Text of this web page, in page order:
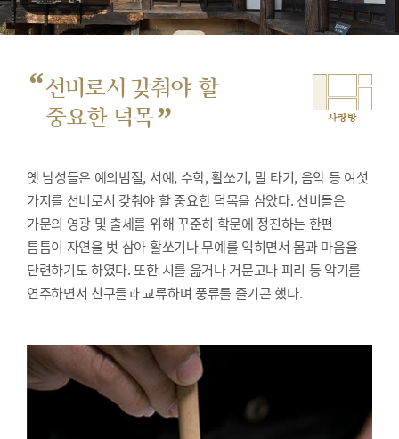
“선비로서 갖춰야 할
중요한 덕목” 사랑방
옛 남성들은 예의범절, 서예, 수학, 활쏘기, 말 타기, 음악 등 여섯
가지를 선비로서 갖춰야 할 중요한 덕목을 삼았다. 선비들은
가문의 영광 및 출세를 위해 꾸준히 학문에 정진하는 한편
틈틈이 자연을 벗 삼아 활쏘기나 무예를 익히면서 몸과 마음을
단련하기도 하였다. 또한 시를 읊거나 거문고나 피리 등 악기를
연주하면서 친구들과 교류하며 풍류를 즐기곤 했다.